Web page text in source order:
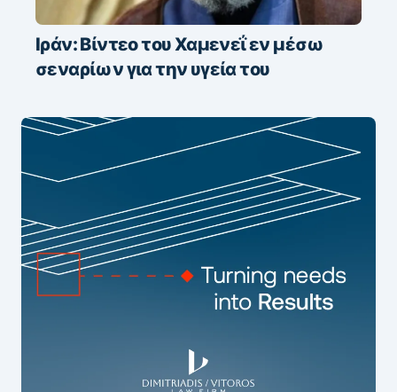
Ιράν: Βίντεο του Χαμενεΐ εν μέσω
σεναρίων για την υγεία του